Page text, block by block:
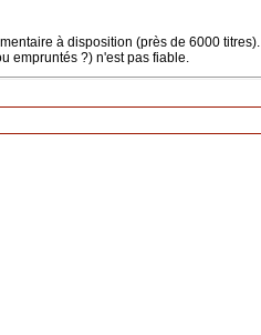
à disposition (près de 6000 titres).
empruntés ?) n'est pas fiable.